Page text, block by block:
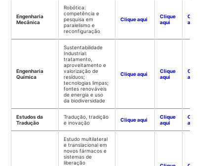
Engenharia
Mecânica
Robótica:
competência e
pesquisa em
paralelismo e
reconfiguração
Clique aqui
Clique
aqui
Clique
aqui
Engenharia
Química
Sustentabilidade
Industrial:
tratamento,
aproveitamento e
valorização de
resíduos;
tecnologias limpas;
fontes renováveis
de energia e uso
da biodiversidade
Clique aqui
Clique
aqui
Clique
aqui
Estudos da
Tradução
Tradução, tradição
e inovação
Clique aqui
Clique
aqui
Clique
aqui
Estudo multilateral
e translacional em
novos fármacos e
sistemas de
liberação